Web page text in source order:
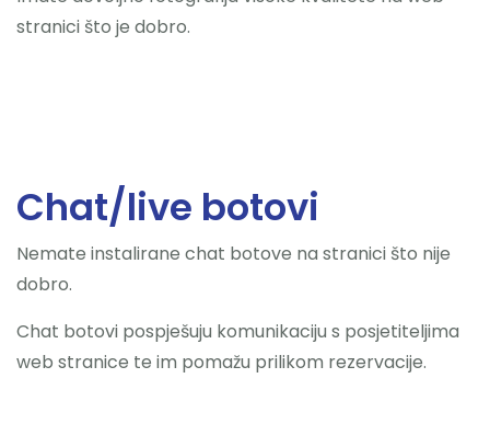
stranici što je dobro.
Chat/live botovi
Nemate instalirane chat botove na stranici što nije
dobro.
Chat botovi pospješuju komunikaciju s posjetiteljima
web stranice te im pomažu prilikom rezervacije.